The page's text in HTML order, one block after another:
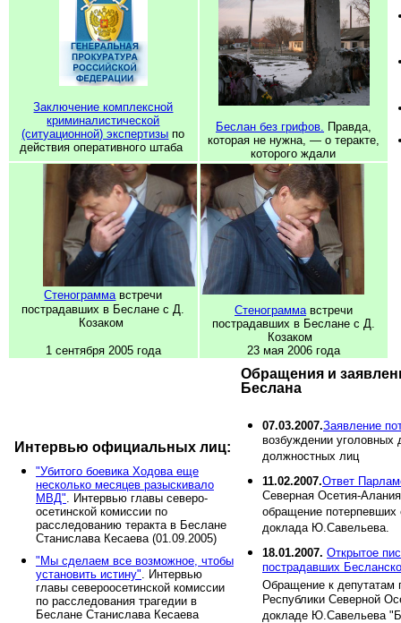
Заключение комплексной
криминалистической
(ситуационной) экспертизы по
действия оперативного штаба
Беслан без грифов. Правда,
которая не нужна, — о теракте,
которого ждали
Стенограмма встречи
пострадавших в Беслане с Д.
Козаком
1 сентября 2005 года
Стенограммавстречи
пострадавших в Беслане с Д.
Козаком
23 мая 2006 года
Интервью официальных лиц:
"Убитого боевика Ходова еще
несколько месяцев разыскивало
МВД". Интервью главы северо-
осетинской комиссии по
расследованию теракта в Беслане
Станислава Кесаева (01.09.2005)
"Мы сделаем все возможное, чтобы
установить истину". Интервью
главы североосетинской комиссии
по расследования трагедии в
Беслане Станислава Кесаева
Обращения и
Беслана
07.03.2007.Заявление
возбуждении уголовных
должностных лиц
11.02.2007.Ответ
Северная Осетия-
обращение потерпевших
доклада Ю.Савельева.
18.01.2007. Открытое
пострадавших
Обращение к депутатам
Республики Северной
докладе Ю.Савельева